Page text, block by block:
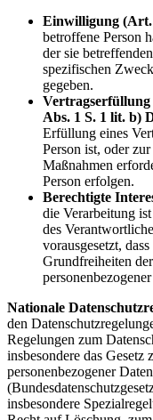
Einwilligung (Art.
betroffene Person
der sie
spezifischen
gegeben.
Abs. 1 S. 1 lit. b)
Erfüllung eines
Person ist, oder
Maßnahmen
Person erfolgen.
Berechtigte
die Verarbeitung
des
vorausgesetzt,
Grundfreiheiten
Nationale
den
Regelungen zum
insbesondere das
personenbezogener
insbesondere